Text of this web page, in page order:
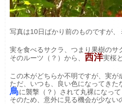
写真は10日ばかり前のものですが、
実を食べるサクラ、つまり果樹のサ
そのルーツ（？）から、 西洋実桜と
この木がどちらか不明ですが、実が
ただ、いつも、良い色になってきた
鳥に襲撃（？）されて丸裸になって
そのため、意外に見る機会が少ない